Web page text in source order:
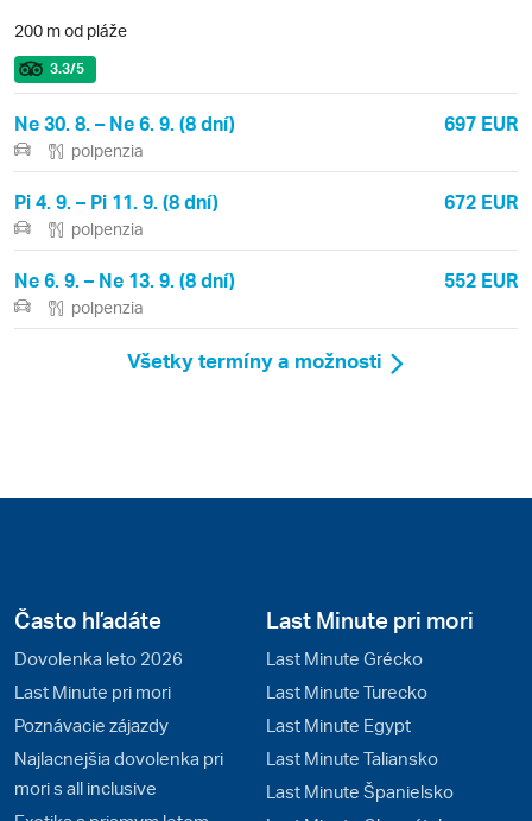
200 m od pláže
3.3/5
Ne 30. 8. – Ne 6. 9. (8 dní) 697 EUR
polpenzia
Pi 4. 9. – Pi 11. 9. (8 dní) 672 EUR
polpenzia
Ne 6. 9. – Ne 13. 9. (8 dní) 552 EUR
polpenzia
Všetky termíny a možnosti
Často hľadáte
Dovolenka leto 2026
Last Minute pri mori
Poznávacie zájazdy
Najlacnejšia dovolenka pri
mori s all inclusive
Last Minute pri mori
Last Minute Grécko
Last Minute Turecko
Last Minute Egypt
Last Minute Taliansko
Last Minute Španielsko